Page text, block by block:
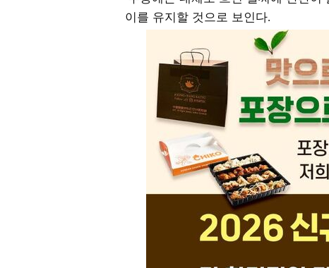
이를 유지할 것으로 보인다.